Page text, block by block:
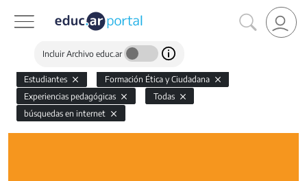
Incluir Archivo educ.ar
Estudiantes
Formación Ética y Ciudadana
Experiencias pedagógicas
Todas
búsquedas en internet